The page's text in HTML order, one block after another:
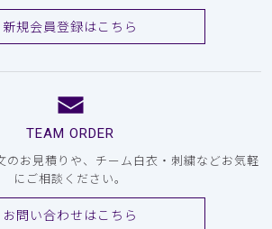
新規会員登録はこちら
TEAM ORDER
のお見積りや、チーム白衣・刺繍などお気軽
にご相談ください。
お問い合わせはこちら